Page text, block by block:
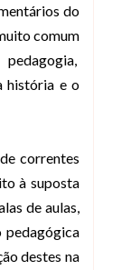
do
comum
história e o
correntes
à suposta
de aulas,
pedagógica
destes na